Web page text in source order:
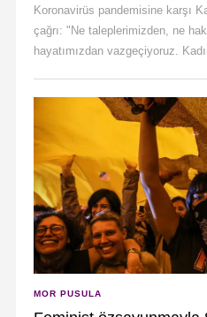
Koronavirüs pandemisine karşı
çağrı: "Ne taleplerimizden, ne
hayatımızdan vazgeçiyoruz.
MOR PUSULA